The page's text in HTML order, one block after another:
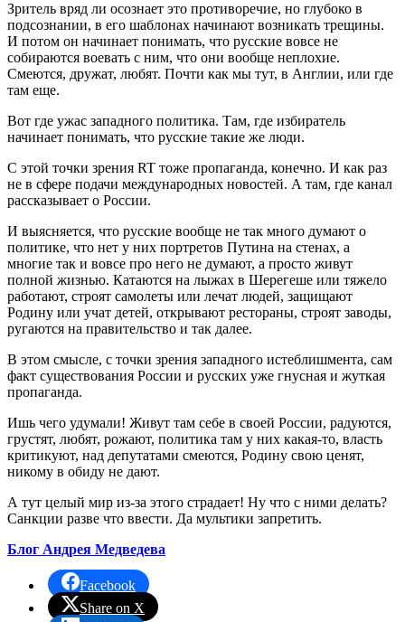
Зритель вряд ли осознает это противоречие, но глубоко в
подсознании, в его шаблонах начинают возникать трещины.
И потом он начинает понимать, что русские вовсе не
собираются воевать с ним, что они вообще неплохие.
Смеются, дружат, любят. Почти как мы тут, в Англии, или где
там еще.
Вот где ужас западного политика. Там, где избиратель
начинает понимать, что русские такие же люди.
С этой точки зрения RT тоже пропаганда, конечно. И как раз
не в сфере подачи международных новостей. А там, где канал
рассказывает о России.
И выясняется, что русские вообще не так много думают о
политике, что нет у них портретов Путина на стенах, а
многие так и вовсе про него не думают, а просто живут
полной жизнью. Катаются на лыжах в Шерегеше или тяжело
работают, строят самолеты или лечат людей, защищают
Родину или учат детей, открывают рестораны, строят заводы,
ругаются на правительство и так далее.
В этом смысле, с точки зрения западного истеблишмента, сам
факт существования России и русских уже гнусная и жуткая
пропаганда.
Ишь чего удумали! Живут там себе в своей России, радуются,
грустят, любят, рожают, политика там у них какая-то, власть
критикуют, над депутатами смеются, Родину свою ценят,
никому в обиду не дают.
А тут целый мир из-за этого страдает! Ну что с ними делать?
Санкции разве что ввести. Да мультики запретить.
Блог Андрея Медведева
Facebook
Share on X